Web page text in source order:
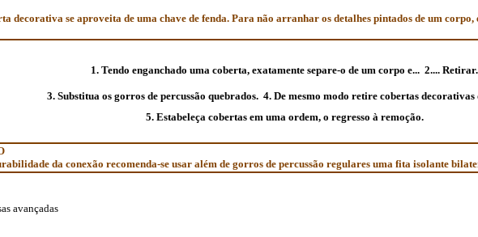
decorativa se aproveita de uma chave de fenda. Para não arranhar os detalhes pintados de um
1. Tendo enganchado uma coberta, exatamente separe-o de um corpo e... 2.... Retirar.
3. Substitua os gorros de percussão quebrados. 4. De mesmo modo retire cobertas decorativas
5. Estabeleça cobertas em uma ordem, o regresso à remoção.
da conexão recomenda-se usar além de gorros de percussão regulares uma fita isolante
avançadas